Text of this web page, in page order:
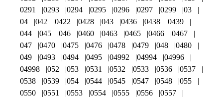
0291
0293 0294 0295 0296 0297 0299
03
04
042 0422 0428 043 0436 0438
0439
044
045 046 0460 0463 0465 0466
0467
047
0470 0475 0476 0478 0479 048
0480
049
0493 0494 0495 04992 04994
04996
04998
052 053 0531 0532 0533 0536
0537
0538
0539 054 0544 0545 0547 0548
055
0550
0551 0553 0554 0555 0556
0557